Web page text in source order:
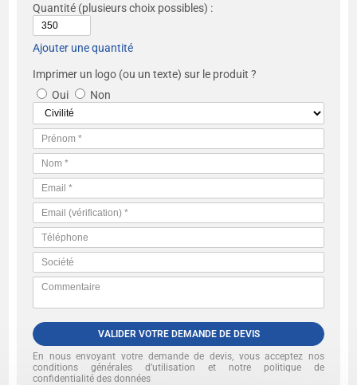
Quantité (plusieurs choix possibles) :
Ajouter une quantité
Imprimer un logo (ou un texte) sur le produit ?
Oui
Non
VALIDER VOTRE DEMANDE DE DEVIS
En nous envoyant votre demande de devis, vous acceptez nos
conditions générales d’utilisation et notre politique de
confidentialité des données